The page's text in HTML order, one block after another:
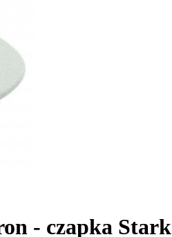
- czapka Stark